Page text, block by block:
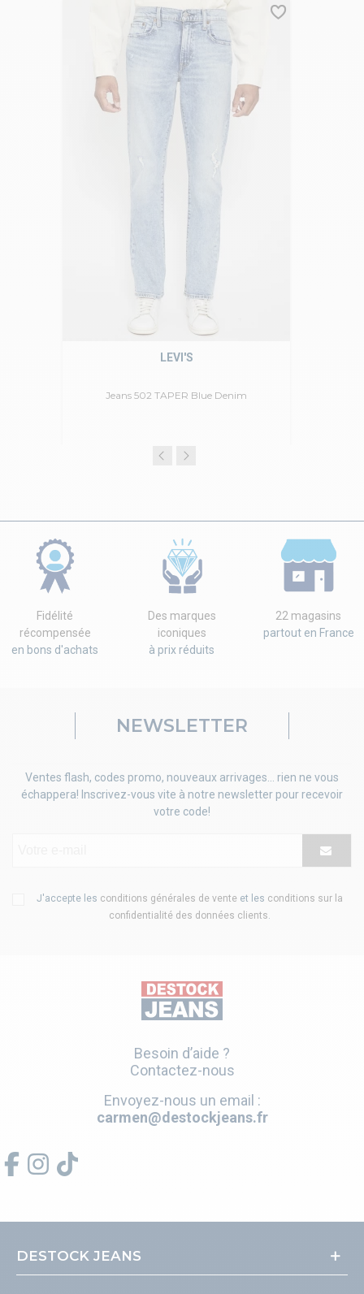
Jeans 502 TAPER Blue Denim
LEVI'S
Fidélité
récompensée
en bons d'achats
Des marques
iconiques
à prix réduits
22 magasins
partout en France
NEWSLETTER
Ventes flash, codes promo, nouveaux arrivages... rien ne vous
échappera! Inscrivez-vous vite à notre newsletter pour recevoir
votre code!
J'accepte les conditions générales de vente et les conditions sur la
confidentialité des données clients
Besoin d’aide ?
Contactez-nous
Envoyez-nous un email :
carmen@destockjeans.fr
DESTOCK JEANS